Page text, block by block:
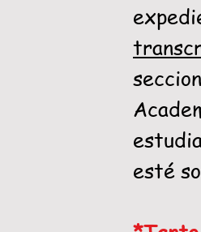
esté